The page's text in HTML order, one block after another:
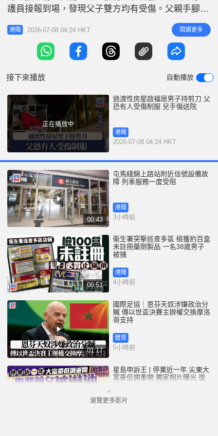
e
e
護員接報到場，發現父子雙方均有受傷。父親手腳有
擦傷及瘀傷，經治理後毋須送院；兒子則手部受傷，
清醒由救護車送往醫院接受檢查。 據了解，警方初
步調查顯示，涉案男子疑精神紊亂，案件列作「發現
精神紊亂人士」處理，暫未有人被捕。涉案男子送院
港聞 2026-07-08 04:24 HKT 閱讀更多
接下來播放 自動播放
正在播放中
過渡性房屋啟福居男子持剪刀 父
恐有人受傷制服 兒手傷送院
港聞
2026-07-08 04:24 HKT
00:43
屯馬綫錦上路站附近信號設備故
障 列車服務一度受阻
港聞
3小時前
00:51
衞生署突擊巡查多區 檢獲約百盒
未註冊藥劑製品 一名38歲男子
被捕
港聞
4小時前
01:17
國際足協｜恩芬天奴涉嫌政治分
贓 傳以世盃決賽主辦權交換摩洛
哥支持
體育
5小時前
星島申訴王 | 停業近一年 尖東大
富豪低調重開 獨家相片曝光 復
業前夕被淋油「贈慶」
港聞
瀏覽更多影片